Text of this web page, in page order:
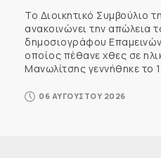
Το Διοικητικό Συμβούλιο
ανακοινώνει την απώλεια
δημοσιογράφου
οποίος πέθανε χθες σε
Μανωλίτσης γεννήθηκε το
06 ΑΥΓΟΥΣΤΟΥ 2026